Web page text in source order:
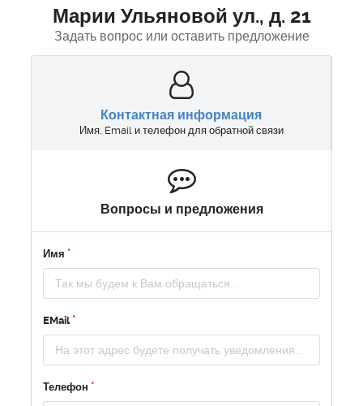
Марии Ульяновой ул., д. 21
Задать вопрос или оставить предложение
Контактная информация
Имя, Email и телефон для обратной связи
Вопросы и предложения
Имя
EMail
Телефон